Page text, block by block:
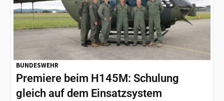
BUNDESWEHR
Premiere beim H145M: Schulung
gleich auf dem Einsatzsystem